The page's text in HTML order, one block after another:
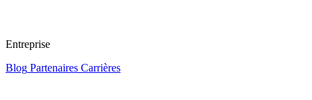
Entreprise
Blog Partenaires Carrières